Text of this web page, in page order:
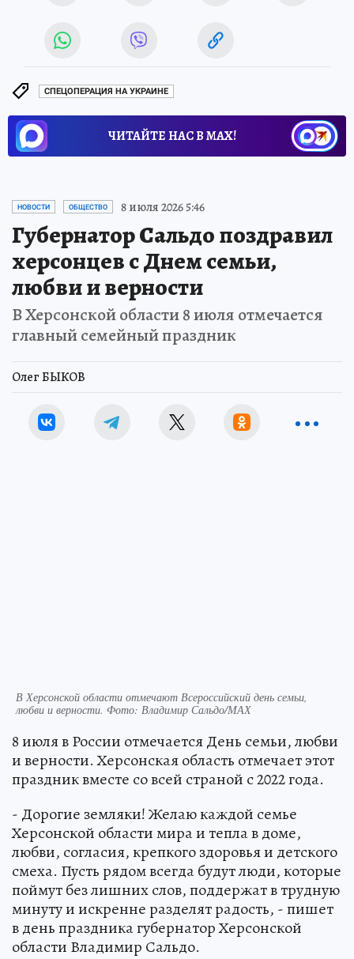
СПЕЦОПЕРАЦИЯ НА УКРАИНЕ
ЧИТАЙТЕ НАС В МАХ!
НОВОСТИ ОБЩЕСТВО 8 июля 2026 5:46
Губернатор Сальдо поздравил
херсонцев с Днем семьи,
любви и верности
В Херсонской области 8 июля отмечается
главный семейный праздник
Олег БЫКОВ
В Херсонской области отмечают Всероссийский день семьи,
любви и верности. Фото: Владимир Сальдо/МАХ
8 июля в России отмечается День семьи, любви
и верности. Херсонская область отмечает этот
праздник вместе со всей страной с 2022 года.
- Дорогие земляки! Желаю каждой семье
Херсонской области мира и тепла в доме,
любви, согласия, крепкого здоровья и детского
смеха. Пусть рядом всегда будут люди, которые
поймут без лишних слов, поддержат в трудную
минуту и искренне разделят радость, - пишет
в день праздника губернатор Херсонской
области Владимир Сальдо.